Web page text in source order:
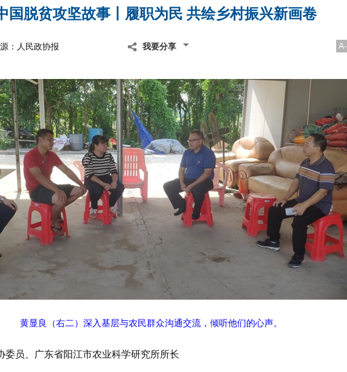
国脱贫攻坚故事丨履职为民 共绘乡村振兴新画卷
：人民政协报 我要分享 A-
黄显良（右二）深入基层与农民群众沟通交流，倾听他们的心声。
委员、广东省阳江市农业科学研究所所长